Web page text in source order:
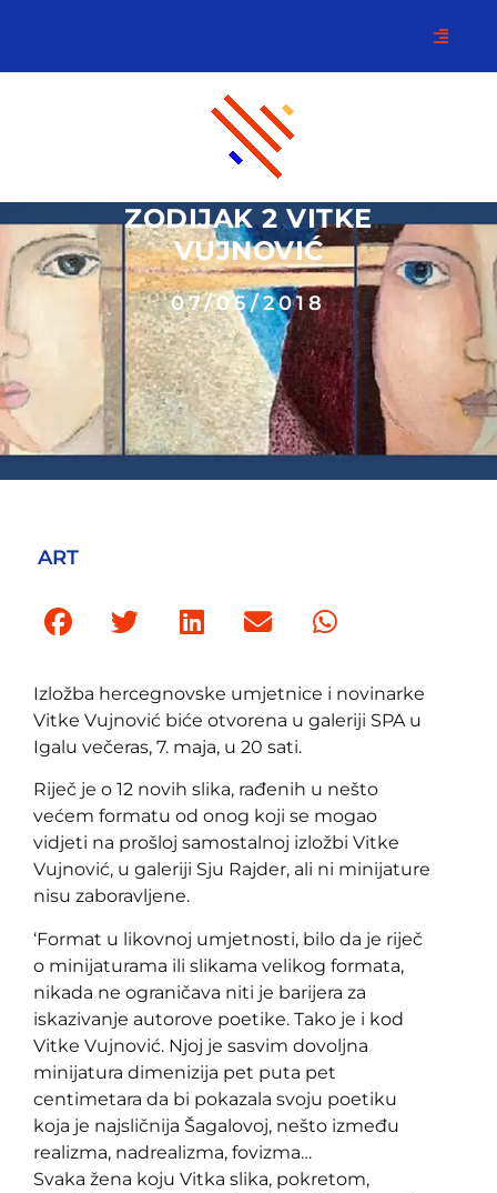
ZODIJAK 2 VITKE
VUJNOVIĆ
07/05/2018
ART
Izložba hercegnovske umjetnice i novinarke
Vitke Vujnović biće otvorena u galeriji SPA u
Igalu večeras, 7. maja, u 20 sati.
Riječ je o 12 novih slika, rađenih u nešto
većem formatu od onog koji se mogao
vidjeti na prošloj samostalnoj izložbi Vitke
Vujnović, u galeriji Sju Rajder, ali ni minijature
nisu zaboravljene.
‘Format u likovnoj umjetnosti, bilo da je riječ
o minijaturama ili slikama velikog formata,
nikada ne ograničava niti je barijera za
iskazivanje autorove poetike. Tako je i kod
Vitke Vujnović. Njoj je sasvim dovoljna
minijatura dimenizija pet puta pet
centimetara da bi pokazala svoju poetiku
koja je najsličnija Šagalovoj, nešto između
realizma, nadrealizma, fovizma…
Svaka žena koju Vitka slika, pokretom,